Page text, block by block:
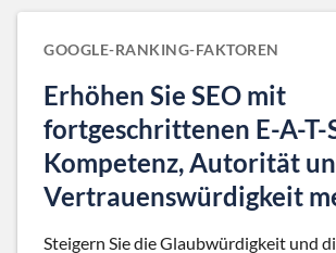
GOOGLE-RANKING-FAKTOREN
Erhöhen Sie SEO mit
fortgeschrittenen E-A-T-
Kompetenz, Autorität
Vertrauenswürdigkeit
Steigern Sie die Glaubwürdigkeit und